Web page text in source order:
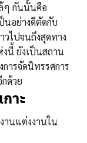
ๆ กันนั้นคือ
นอย่างดีตัดกับ
ไปจนถึงสุดทาง
งนี้ ยังเป็นสถาน
ารจัดนิทรรศการ
ด้วย
าะ
านแต่งงานใน